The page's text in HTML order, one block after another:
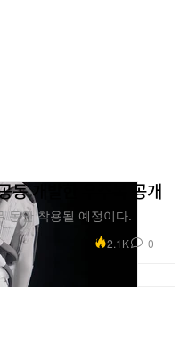
동 개발한 우주복 공개
동안 착용될 예정이다.
2.1K 0